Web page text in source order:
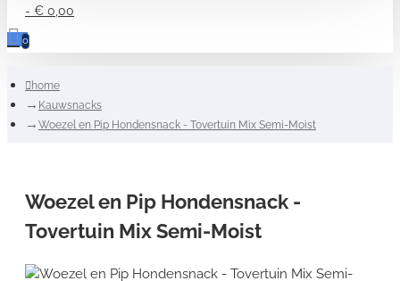
- € 0,00
0
home
Kauwsnacks
Woezel en Pip Hondensnack - Tovertuin Mix Semi-Moist
Woezel en Pip Hondensnack -
Tovertuin Mix Semi-Moist